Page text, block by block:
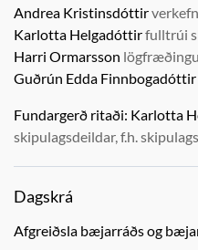
Andrea Kristinsdóttir
Karlotta Helgadóttirfulltrúi
Harri Ormarsson
Guðrún Edda Finnbogadóttir
Fundargerð ritaði: Karlotta
skipulagsdeildar, f.h.
Dagskrá
Afgreiðsla bæjarráðs og